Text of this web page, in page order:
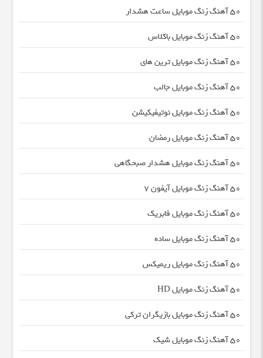
50 آهنگ زنگ موبایل ساعت هشدار
50 آهنگ زنگ موبایل باکلاس
50 آهنگ زنگ موبایل ترین های
50 آهنگ زنگ موبایل جالب
50 آهنگ زنگ موبایل نوتیفیکیشن
50 آهنگ زنگ موبایل رمضان
50 آهنگ زنگ موبایل هشدار صبحگاهی
50 آهنگ زنگ موبایل آیفون 7
50 آهنگ زنگ موبایل فابریک
50 آهنگ زنگ موبایل ساده
50 آهنگ زنگ موبایل ریمیکس
50 آهنگ زنگ موبایل HD
50 آهنگ زنگ موبایل بازیگران ترکی
50 آهنگ زنگ موبایل شیک